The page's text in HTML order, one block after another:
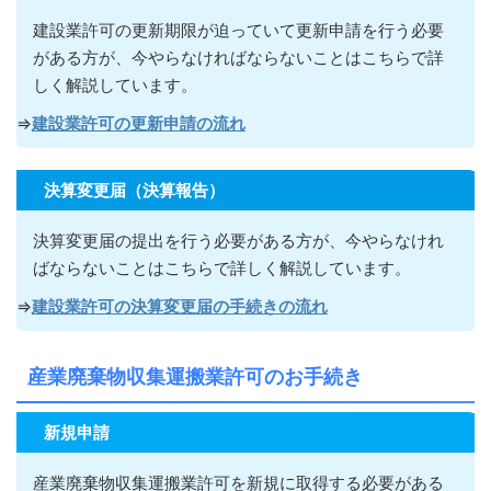
建設業許可の更新期限が迫っていて更新申請を行う必要
がある方が 、今やらなければならないこ とはこちらで詳
しく解説しています。
⇒建設業許可の更新申請の流れ
決算変更届（決算報告）
決算変更届の提出を行う必要がある方が 、今やらなけれ
ばならないこ とはこちらで詳しく解説しています。
⇒建設業許可の決算変更届の手続きの流れ
産業廃棄物収集運搬業許可のお手続き
新規申請
産業廃棄物収集運搬業許可を新規に取得する必要がある